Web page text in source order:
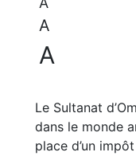
A
A
Le Sultanat
dans le monde
place d’un